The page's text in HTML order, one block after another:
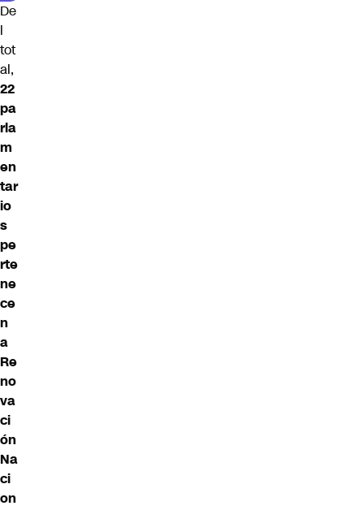
De
l
tot
al,
22
pa
rla
m
en
tar
io
s
pe
rte
ne
ce
n
a
Re
no
va
ci
ón
Na
ci
on